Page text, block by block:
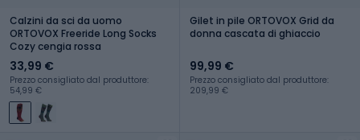
Calzini da sci da uomo
ORTOVOX Freeride Long Socks
Cozy cengia rossa
33,99 €
Prezzo consigliato dal produttore:
54,99 €
Gilet in pile ORTOVOX Grid da
donna cascata di ghiaccio
99,99 €
Prezzo consigliato dal produttore:
209,99 €